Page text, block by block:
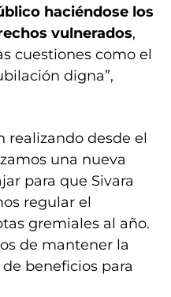
haciéndose los
vulnerados,
cuestiones como el
digna”,
realizando desde el
una nueva
para que Sivara
regular el
gremiales al año.
de mantener la
beneficios para